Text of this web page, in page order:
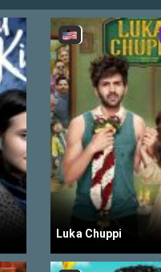
Luka Chuppi